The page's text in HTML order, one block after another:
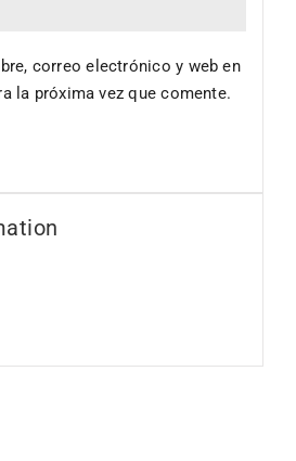
correo electrónico y web en
la próxima vez que comente.